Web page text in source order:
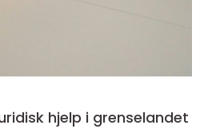
kirkenes juridisk hjelp i grenselandet